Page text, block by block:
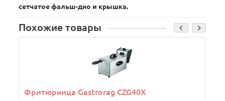
сетчатое фальш-дно и крышка.
Похожие товары
Фритюрница Gastrorag CZG40X